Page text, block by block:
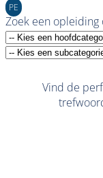
PE
Zoek een opleiding
Vind de